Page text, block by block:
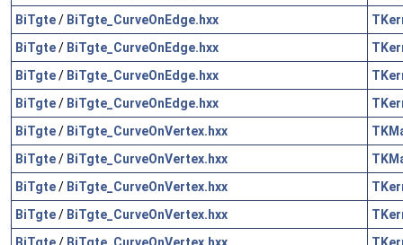
BiTgte/ BiTgte_CurveOnEdge.hxx
BiTgte/ BiTgte_CurveOnEdge.hxx
BiTgte/ BiTgte_CurveOnEdge.hxx
BiTgte/ BiTgte_CurveOnEdge.hxx
BiTgte/ BiTgte_CurveOnVertex.hxx
BiTgte/ BiTgte_CurveOnVertex.hxx
BiTgte/ BiTgte_CurveOnVertex.hxx
BiTgte/ BiTgte_CurveOnVertex.hxx
BiTgte/ BiTgte_CurveOnVertex.hxx